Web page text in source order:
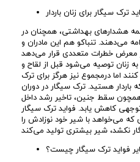
ترک سیگار برای زنان باردار
همه هشدارهای بهداشتی، همچنان در
می‌دهند. تنباکو هم این مادران و
زنان توصیه می‌شود قبل از لقاح و
اما درمجموع نیز هرگز برای ترک
هستید. ترک سیگار در دوران
سقط جنین، تاخیر رشد داخل
کاهش یابد. فواید ترک سیگار
که می‌خواهد با شیر خود نوزادش را
فواید ترک سیگار چیست؟